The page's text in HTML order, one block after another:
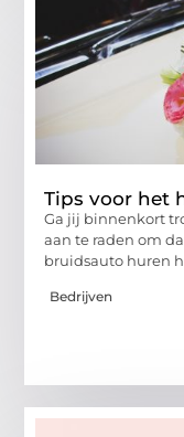
Tips voor het
Ga jij binnenkort
aan te raden om
bruidsauto huren
Bedrijven